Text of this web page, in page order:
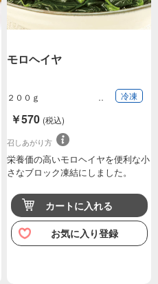
モロヘイヤ
２００ｇ 冷凍
￥570 (税込)
召しあがり方
栄養価の高いモロヘイヤを便利な小
さなブロック凍結にしました。
カートに入れる
お気に入り登録